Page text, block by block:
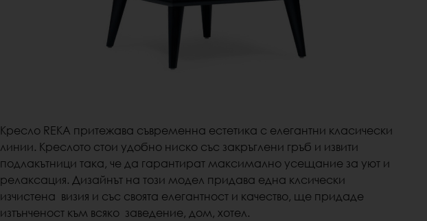
Кресло REKA притежава съвременна естетика с елегантни класически
линии. Креслото стои удобно ниско със закръглени гръб и извити
подлакътници така, че да гарантират максимално усещание за уют и
релаксация. Дизайнът на този модел придава една клсически
изчистена визия и със своята елегантност и качество, ще придаде
изтънченост към всяко заведение, дом, хотел.